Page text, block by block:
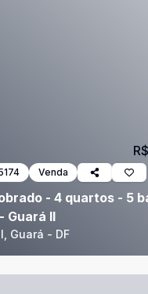
Venda
- 4 quartos - 5
Guará II
Guará - DF